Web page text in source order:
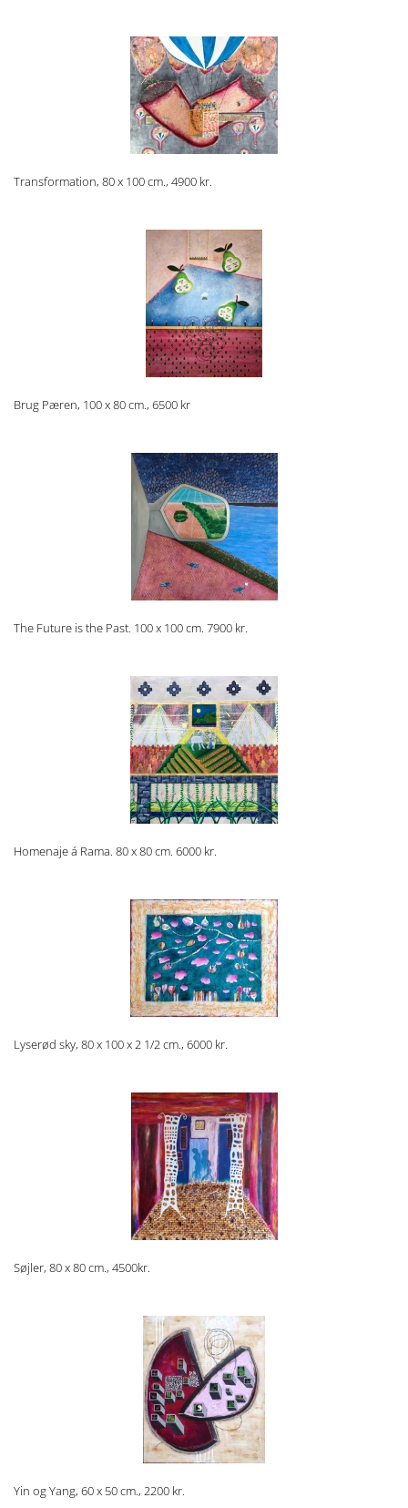
Transformation, 80 x 100 cm., 4900 kr.
Brug Pæren, 100 x 80 cm., 6500 kr
The Future is the Past. 100 x 100 cm. 7900 kr.
Homenaje á Rama. 80 x 80 cm. 6000 kr.
Lyserød sky, 80 x 100 x 2 1/2 cm., 6000 kr.
Søjler, 80 x 80 cm., 4500kr.
Yin og Yang, 60 x 50 cm., 2200 kr.